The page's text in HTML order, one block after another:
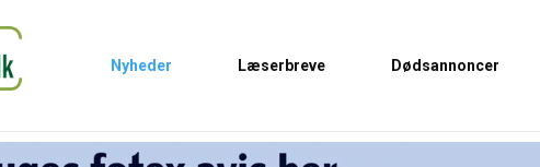
Nyheder Læserbreve Dødsannoncer